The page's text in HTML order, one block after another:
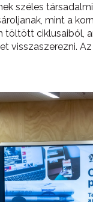
széles
mint a
ciklusaiból,
visszaszerezni.